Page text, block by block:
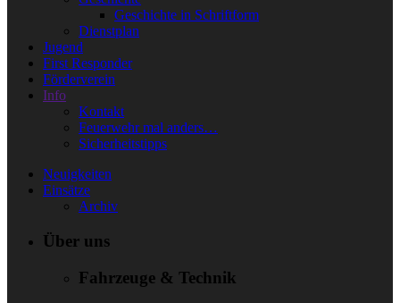
Geschichte in Schriftform
Dienstplan
Jugend
First Responder
Förderverein
Info
Kontakt
Feuerwehr mal anders…
Sicherheitstipps
Neuigkeiten
Einsätze
Archiv
Über uns
Fahrzeuge & Technik